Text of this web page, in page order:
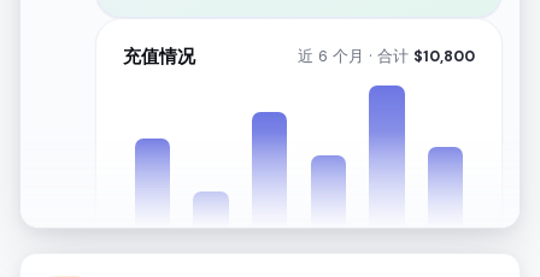
充值情况 近 6 个月 · 合计 $10,800